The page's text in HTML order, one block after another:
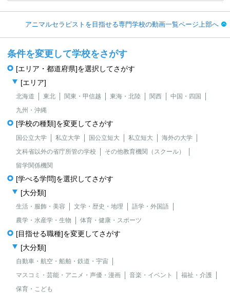
アニマルセラピストを目指せる専門学校の動画一覧ページ上部へ
条件を変更して学校をさがす
[エリア・都道府県]を選択してさがす
[エリア]
北海道 東北 関東・甲信越 東海・北陸 関西
中国・四国
九州・沖縄
[学校の種類]を変更してさがす
国公立大学 私立大学 国公立短大 私立短大
海外の大学
文科省以外の省庁所管の学校
その他教育機関（スクール）
留学関係機関
[学べる学問]を選択してさがす
[大分類]
生活・服飾・美容 文学・歴史・地理
語学・外国語
農学・水産学・生物
体育・健康・スポーツ
[目指せる職種]を変更してさがす
[大分類]
自動車・航空・船舶・鉄道・宇宙
マスコミ・芸能・アニメ・声優・漫画
音楽・イベント
福祉・介護
保育・こども